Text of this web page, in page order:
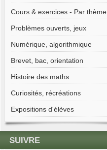
Cours & exercices - Par thème
Problèmes ouverts, jeux
Numérique, algorithmique
Brevet, bac, orientation
Histoire des maths
Curiosités, récréations
Expositions d'élèves
SUIVRE